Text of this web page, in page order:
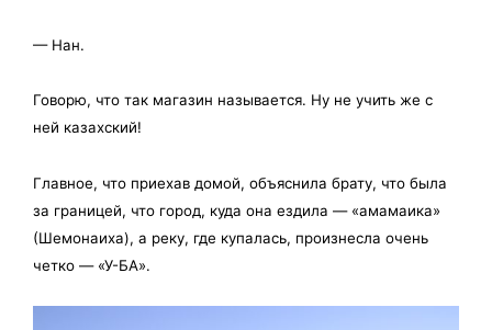
— Нан.
Говорю, что так магазин называется. Ну не учить же с
ней казахский!
Главное, что приехав домой, объяснила брату, что была
за границей, что город, куда она ездила — «амамаика»
(Шемонаиха), а реку, где купалась, произнесла очень
четко — «У-БА».